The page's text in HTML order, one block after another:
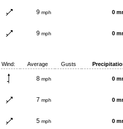
9 mph 0
9 mph 0
Wind: Average Gusts
8 mph 0
7 mph 0
5 mph 0